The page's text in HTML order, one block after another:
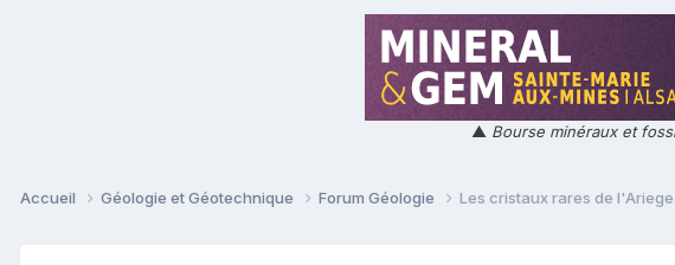
▲ Bourse minéraux et
Accueil Géologie et Géotechnique Forum Géologie Les cristaux rares de l'Ariege